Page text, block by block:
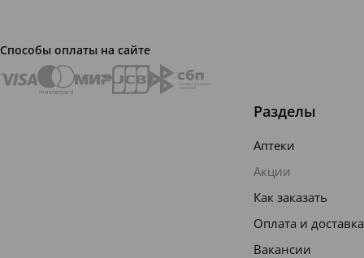
Способы оплаты на сайте
Разделы
Аптеки
Акции
Как заказать
Оплата и доставка
Вакансии